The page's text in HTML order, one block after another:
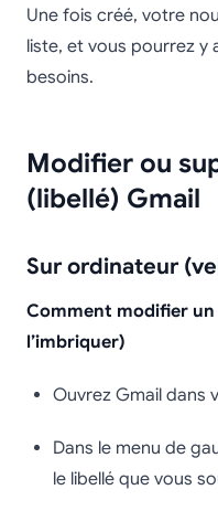
Une fois créé, votre
liste, et vous pourrez y
besoins.
Modifier ou
(libellé) Gmail
Sur ordinateur
Comment modifier
l’imbriquer)
Ouvrez Gmail dans
Dans le menu de
le libellé que vous